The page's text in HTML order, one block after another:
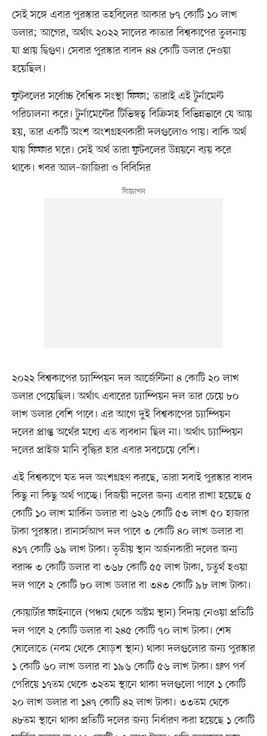
সেই সঙ্গে এবার পুরস্কার তহবিলের আকার ৮৭ কোটি ১০ লাখ
ডলার; আগের, অর্থাৎ ২০২২ সালের কাতার বিশ্বকাপের তুলনায়
যা প্রায় দ্বিগুণ। সেবার পুরস্কার বাবদ ৪৪ কোটি ডলার দেওয়া
হয়েছিল।
ফুটবলের সর্বোচ্চ বৈশ্বিক সংস্থা ফিফা; তারাই এই টুর্নামেন্ট
পরিচালনা করে। টুর্নামেন্টের টিভিস্বত্ব বিক্রিসহ বিভিন্নভাবে যে আয়
হয়, তার একটি অংশ অংশগ্রহণকারী দলগুলোও পায়। বাকি অর্থ
যায় ফিফার ঘরে। সেই অর্থ তারা ফুটবলের উন্নয়নে ব্যয় করে
থাকে। খবর আল–জাজিরা ও বিবিসির
২০২২ বিশ্বকাপের চ্যাম্পিয়ন দল আর্জেন্টিনা ৪ কোটি ২০ লাখ
ডলার পেয়েছিল। অর্থাৎ এবারের চ্যাম্পিয়ন দল তার চেয়ে ৮০
লাখ ডলার বেশি পাবে। এর আগে দুই বিশ্বকাপের চ্যাম্পিয়ন
দলের প্রাপ্ত অর্থের মধ্যে এত ব্যবধান ছিল না। অর্থাৎ চ্যাম্পিয়ন
দলের প্রাইজ মানি বৃদ্ধির হার এবার সবচেয়ে বেশি।
এই বিশ্বকাপে যত দল অংশগ্রহণ করছে, তারা সবাই পুরস্কার বাবদ
কিছু না কিছু অর্থ পাচ্ছে। বিজয়ী দলের জন্য এবার রাখা হয়েছে ৫
কোটি ১০ লাখ মার্কিন ডলার বা ৬২৬ কোটি ৫৩ লাখ ৫০ হাজার
টাকা পুরস্কার। রানার্সআপ দল পাবে ৩ কোটি ৪০ লাখ ডলার বা
৪১৭ কোটি ৬৯ লাখ টাকা। তৃতীয় স্থান অর্জনকারী দলের জন্য
বরাদ্দ ৩ কোটি ডলার বা ৩৬৮ কোটি ৫৫ লাখ টাকা, চতুর্থ হওয়া
দল পাবে ২ কোটি ৮০ লাখ ডলার বা ৩৪৩ কোটি ৯৮ লাখ টাকা।
কোয়ার্টার ফাইনালে (পঞ্চম থেকে অষ্টম স্থান) বিদায় নেওয়া প্রতিটি
দল পাবে ২ কোটি ডলার বা ২৪৫ কোটি ৭০ লাখ টাকা। শেষ
ষোলোতে (নবম থেকে ষোড়শ স্থান) থাকা দলগুলোর জন্য পুরস্কার
১ কোটি ৬০ লাখ ডলার বা ১৯৬ কোটি ৫৬ লাখ টাকা। গ্রুপ পর্ব
পেরিয়ে ১৭তম থেকে ৩২তম স্থানে থাকা দলগুলো পাবে ১ কোটি
২০ লাখ ডলার বা ১৪৭ কোটি ৪২ লাখ টাকা। ৩৩তম থেকে
৪৮তম স্থানে থাকা প্রতিটি দলের জন্য নির্ধারণ করা হয়েছে ১ কোটি